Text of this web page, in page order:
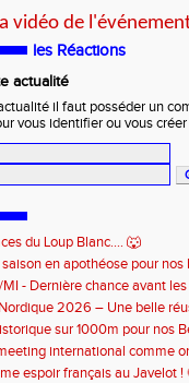
vidéo de
les Réactions
actualité
il faut posséder un
vous identifier ou vous
du Loup Blanc.... 🐺
en apothéose pour
MI - Dernière chance avant
2026 – Une belle
sur 1000m pour nos
international comme
chaque année 🔥
espoir français au Javelot !